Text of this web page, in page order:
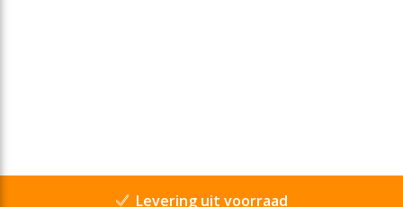
Levering uit voorraad